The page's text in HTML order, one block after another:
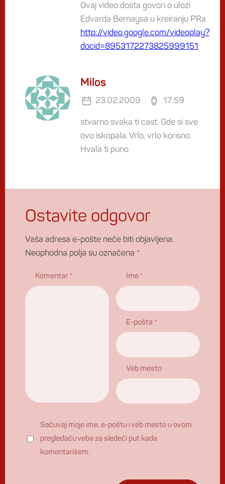
Ovaj video dosta govori o ulozi
Edvarda Bernaysa u kreiranju PRa
http://video.google.com/videoplay?
docid=8953172273825999151
Milos
23.02.2009 17:59
stvarno svaka ti cast. Gde si sve
ovo iskopala. Vrlo, vrlo korisno.
Hvala ti puno
Ostavite odgovor
Vaša adresa e-pošte neće biti objavljena.
Neophodna polja su označena *
Komentar * Ime *
E-pošta *
Veb mesto
Sačuvaj moje ime, e-poštu i veb mesto u ovom
pregledaču veba za sledeći put kada
komentarišem.